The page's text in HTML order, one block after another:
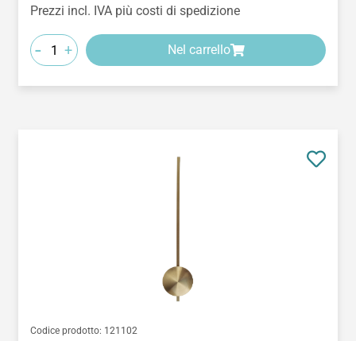
Prezzi incl. IVA più costi di spedizione
- + Nel carrello
Codice prodotto: 121102